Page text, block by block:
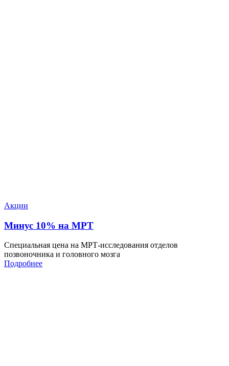
Акции
Минус 10% на МРТ
Специальная цена на МРТ-исследования отделов
позвоночника и головного мозга
Подробнее